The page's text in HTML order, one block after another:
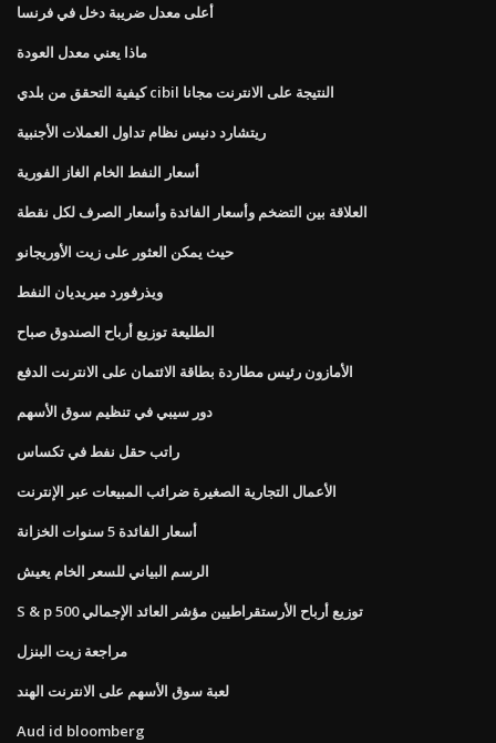
أعلى معدل ضريبة دخل في فرنسا
ماذا يعني معدل العودة
كيفية التحقق من بلدي cibil النتيجة على الانترنت مجانا
ريتشارد دنيس نظام تداول العملات الأجنبية
أسعار النفط الخام الغاز الفورية
العلاقة بين التضخم وأسعار الفائدة وأسعار الصرف لكل نقطة
حيث يمكن العثور على زيت الأوريجانو
ويذرفورد ميريديان النفط
الطليعة توزيع أرباح الصندوق صباح
الأمازون رئيس مطاردة بطاقة الائتمان على الانترنت الدفع
دور سيبي في تنظيم سوق الأسهم
راتب حقل نفط في تكساس
الأعمال التجارية الصغيرة ضرائب المبيعات عبر الإنترنت
أسعار الفائدة 5 سنوات الخزانة
الرسم البياني للسعر الخام يعيش
S & p 500 توزيع أرباح الأرستقراطيين مؤشر العائد الإجمالي
مراجعة زيت البنزل
لعبة سوق الأسهم على الانترنت الهند
Aud id bloomberg